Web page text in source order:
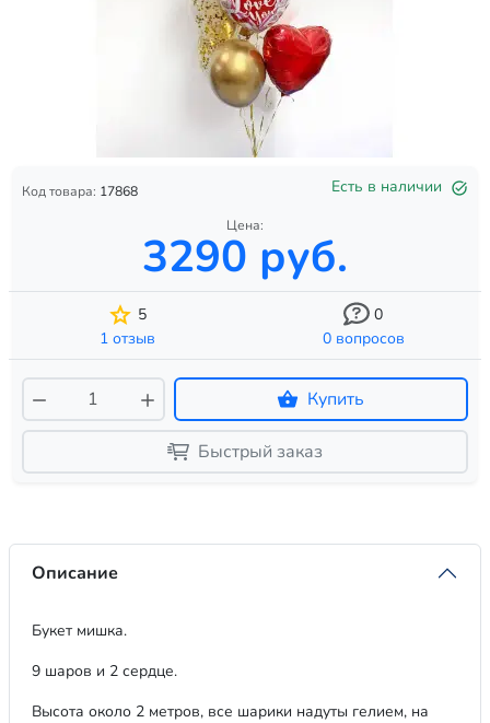
Код товара: 17868 Есть в наличии
Цена:
3290 руб.
5
1 отзыв
0
0 вопросов
Купить
Быстрый заказ
Описание
Букет мишка.
9 шаров и 2 сердце.
Высота около 2 метров, все шарики надуты гелием, на